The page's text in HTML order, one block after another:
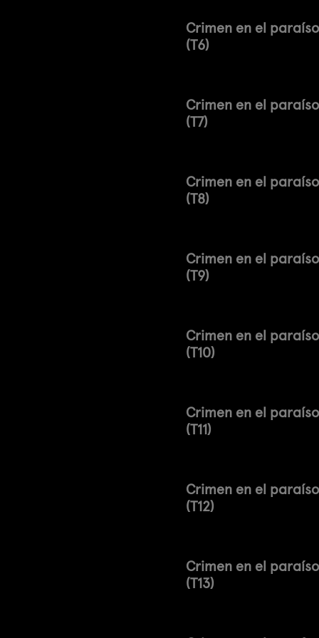
Crimen en el paraíso
(T6)
Crimen en el paraíso
(T7)
Crimen en el paraíso
(T8)
Crimen en el paraíso
(T9)
Crimen en el paraíso
(T10)
Crimen en el paraíso
(T11)
Crimen en el paraíso
(T12)
Crimen en el paraíso
(T13)